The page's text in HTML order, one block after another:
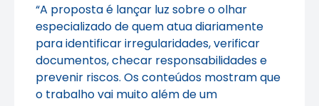
“A proposta é lançar luz sobre o olhar
especializado de quem atua diariamente
para identificar irregularidades, verificar
documentos, checar responsabilidades e
prevenir riscos. Os conteúdos mostram que
o trabalho vai muito além de um